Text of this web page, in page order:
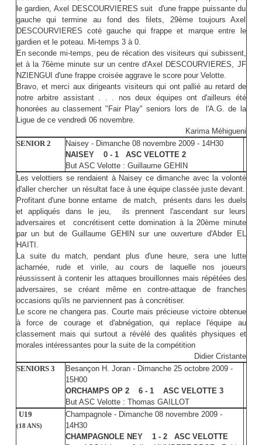
le gardien, Axel DESCOURVIERES suit d'une frappe puissante du
gauche qui termine au fond des filets, 29ème toujours Axel
DESCOURVIERES coté gauche qui frappe et marque entre le
gardien et le poteau. Mi-temps 3 à 0.
En seconde mi-temps, peu de récation des visiteurs qui subissent,
et à la 76ème minute sur un centre d'Axel DESCOURVIERES, JF
NZIENGUI d'une frappe croisée aggrave le score pour Velotte.
Bravo, et merci aux dirigeants visiteurs qui ont pallié au retard de
notre arbitre assistant . . . nos deux équipes ont d'ailleurs été
honorées au classement "Fair Play" seniors lors de l'A.G. de la
Ligue de ce vendredi 06 novembre.
Karima Méhigueni
SENIOR 2
Naisey - Dimanche 08 novembre 2009 - 14H30
NAISEY 0 - 1 ASC VELOTTE 2
But ASC Velotte : Guillaume GEHIN
Les velottiers se rendaient à Naisey ce dimanche avec la volonté
d'aller chercher un résultat face à une équipe classée juste devant.
Profitant d'une bonne entame de match, présents dans les duels
et appliqués dans le jeu, ils prennent l'ascendant sur leurs
adversaires et concrétisent cette domination à la 20ème minute
par un but de Guillaume GEHIN sur une ouverture d'Abder EL
HAITI.
La suite du match, pendant plus d'une heure, sera une lutte
acharnée, rude et virile, au cours de laquelle nos joueurs
réussissent à contenir les attaques brouillonnes mais répétées des
adversaires, se créant même en contre-attaque de franches
occasions qu'ils ne parviennent pas à concrétiser.
Le score ne changera pas. Courte mais précieuse victoire obtenue
à force de courage et d'abnégation, qui replace l'équipe au
classement mais qui surtout a révèlé des qualités physiques et
morales intéressantes pour la suite de la compétition
Didier Cristante
SENIORS 3
Besançon H. Joran - Dimanche 25 octobre 2009 -
15H00
ORCHAMPS OP 2 6 - 1 ASC VELOTTE 3
But ASC Velotte : Thomas GAILLOT
U19
(18 ANS)
Champagnole - Dimanche 08 novembre 2009 -
14H30
CHAMPAGNOLE NEY 1 - 2 ASC VELOTTE